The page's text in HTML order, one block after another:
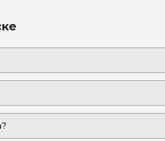
жителей согреет душу!
и насладитесь горными